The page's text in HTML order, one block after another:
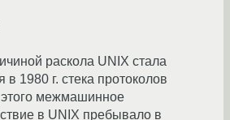
раскола UNIX стала
в 1980 г. стека протоколов
межмашинное
в UNIX пребывало в